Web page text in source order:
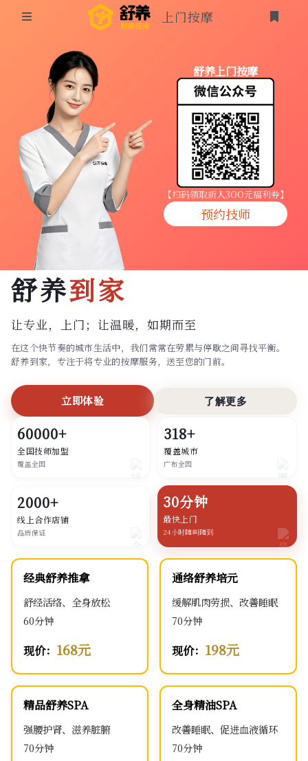
同城按摩
上门按摩
养生按摩
技师入驻
商家入驻
代理入驻
预约技师
上门按摩
登录
舒养上门按摩
【扫码领取新人3OO元福利券】
预约技师
舒养到家
让专业，上门； 让温暖，如期而至
在这个快节奏的城市生活中，我们常常在劳累与停歇之间寻找平衡。
舒养到家，专注于将专业的按摩服务，送至您的门前。
立即体验 了解更多
60000+
全国技师加盟
覆盖全国
318+
覆盖城市
广布全国
2000+
线上合作店铺
品质保证
30分钟
最快上门
24小时随叫随到
经典舒养推拿
舒经活络、全身放松
60分钟
现价： 168元
通络舒养培元
缓解肌肉劳损、改善睡眠
70分钟
现价： 198元
精品舒养SPA
强腰护肾、滋养脏腑
70分钟
全身精油SPA
改善睡眠、促进血液循环
70分钟